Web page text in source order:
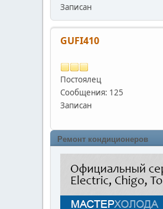
Записан
GUFI410
Постоялец
Сообщения: 125
Записан
Ремонт кондиционеров